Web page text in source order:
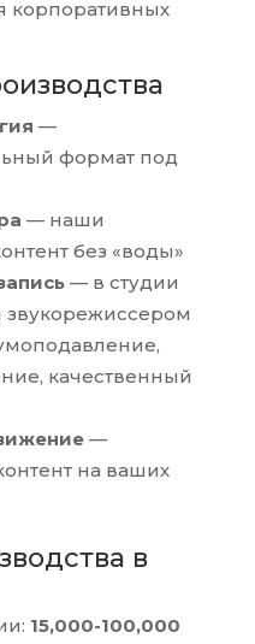
корпоративных
—
формат под
— наши
без «воды»
— в студии
качественный
—
на ваших
в
15,000-100,000